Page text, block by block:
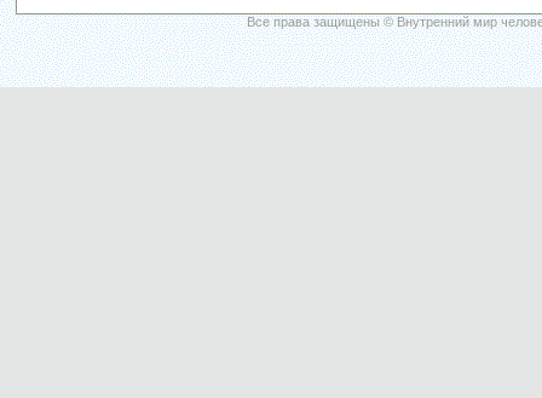
Все права защищены © Внутренний мир